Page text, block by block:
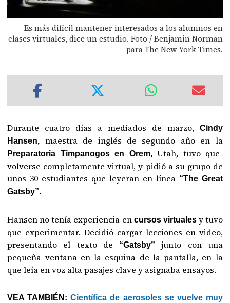
Es más difícil mantener interesados a los alumnos en
clases virtuales, dice un estudio. Foto / Benjamin Norman
para The New York Times.
Durante cuatro días a mediados de marzo,
Cindy
Hansen, maestra de inglés de segundo año en la
Preparatoria Timpanogos en Orem,Utah, tuvo que
volverse completamente virtual, y pidió a su grupo de
unos 30 estudiantes que leyeran en línea “The Great
Gatsby”.
Hansen no tenía experiencia en cursos virtuales y tuvo
que experimentar. Decidió cargar lecciones en video,
presentando el texto de
“Gatsby”junto con una
pequeña ventana en la esquina de la pantalla, en la
que leía en voz alta pasajes clave y asignaba ensayos.
VEA TAMBIÉN:Científica de aerosoles se vuelve muy